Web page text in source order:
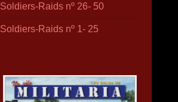
Soldiers-Raids nº 26- 50
Soldiers-Raids nº 1- 25